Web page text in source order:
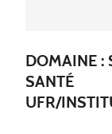
DOMAINE :
SANTÉ
UFR/